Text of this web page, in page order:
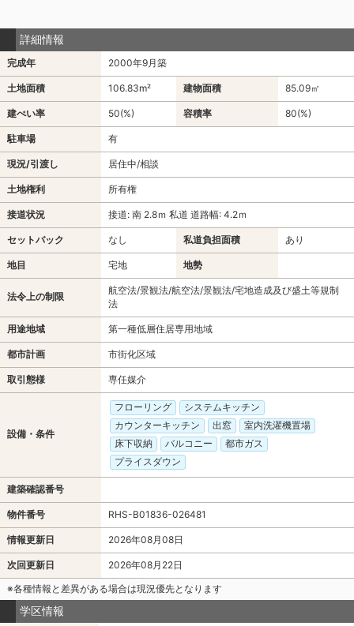
詳細情報
完成年 2000年9月築
土地面積 106.83m² 建物面積 85.09㎡
建ぺい率 50(%) 容積率 80(%)
駐車場 有
現況/引渡し 居住中/相談
土地権利 所有権
接道状況 接道: 南 2.8ｍ 私道 道路幅: 4.2ｍ
セットバック なし 私道負担面積 あり
地目 宅地 地勢
法令上の制限
航空法/景観法/航空法/景観法/宅地造成及び盛土等規制
法
用途地域 第一種低層住居専用地域
都市計画 市街化区域
取引態様 専任媒介
設備・条件
フローリング
システムキッチン
カウンターキッチン
出窓
室内洗濯機置場
床下収納
バルコニー
都市ガス
プライスダウン
建築確認番号
物件番号 RHS-B01836-026481
情報更新日 2026年08月08日
次回更新日
2026年08月22日
※各種情報と差異がある場合は現況優先となります
学区情報